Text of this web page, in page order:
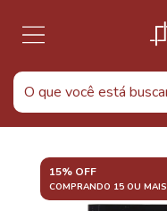
15% OFF
COMPRANDO 15 OU MAIS